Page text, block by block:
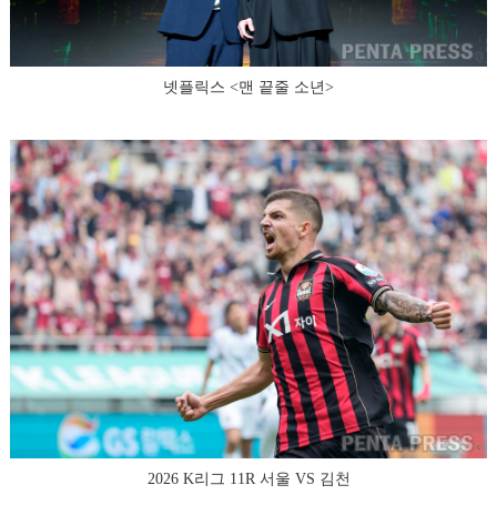
넷플릭스 <맨 끝줄 소년>
2026 K리그 11R 서울 VS 김천